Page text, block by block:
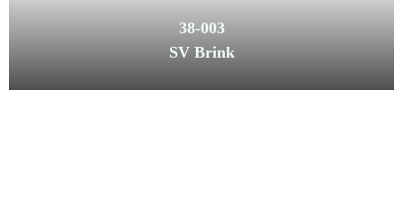
38-003
SV Brink